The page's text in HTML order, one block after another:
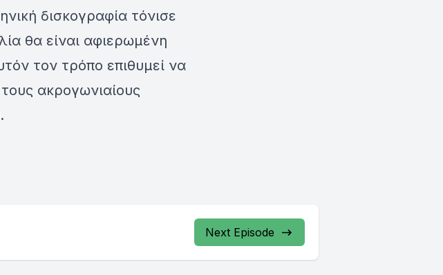
δισκογραφία τόνισε
θα είναι αφιερωμένη
τον τρόπο επιθυμεί να
ακρογωνιαίους
Next Episode